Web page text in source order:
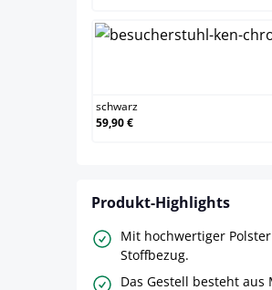
schwarz
59,90 €
Produkt-Highlights
Mit hochwertiger
Stoffbezug.
Das Gestell besteht aus